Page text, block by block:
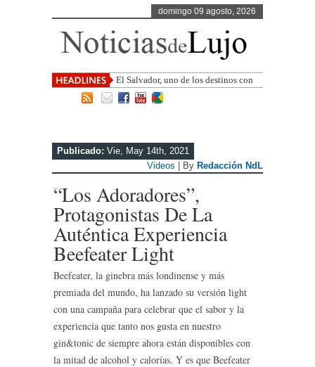
domingo 09 agosto, 2026
El Salvador, uno de los destinos con
mayor proyección de Centroamérica
Publicado: Vie, May 14th, 2021
Videos | By Redacción NdL
“Los Adoradores”,
Protagonistas De La
Auténtica Experiencia
Beefeater Light
Beefeater, la ginebra más londinense y más
premiada del mundo, ha lanzado su versión light
con una campaña para celebrar que el sabor y la
experiencia que tanto nos gusta en nuestro
gin&tonic de siempre ahora están disponibles con
la mitad de alcohol y calorías. Y es que Beefeater